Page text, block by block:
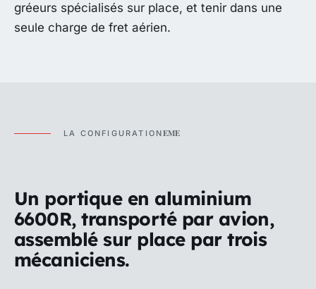
gréeurs spécialisés sur place, et tenir dans une
seule charge de fret aérien.
LA CONFIGURATIONEME
Un portique en aluminium
6600R, transporté par avion,
assemblé sur place par trois
mécaniciens.